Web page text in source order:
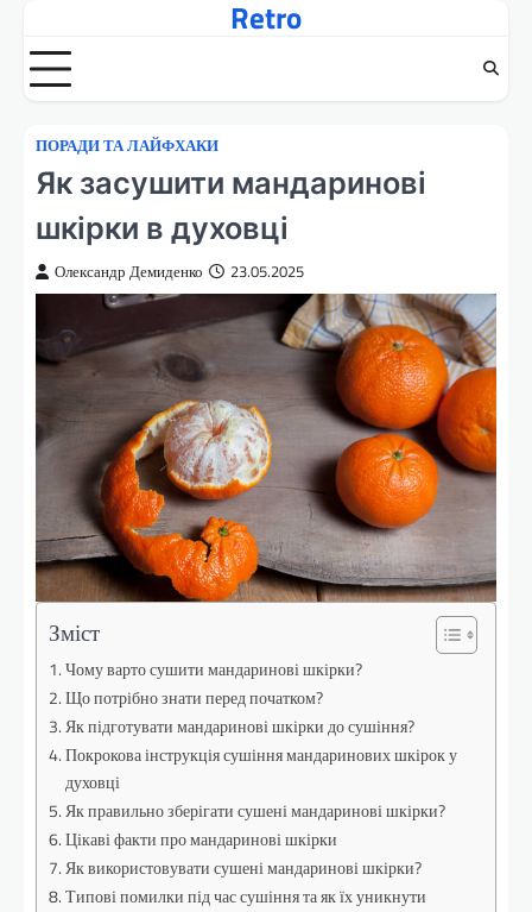
вмісту
Retro
ПОРАДИ ТА ЛАЙФХАКИ
Як засушити мандаринові
шкірки в духовці
Олександр Демиденко 23.05.2025
Зміст
Чому варто сушити мандаринові шкірки?
Що потрібно знати перед початком?
Як підготувати мандаринові шкірки до сушіння?
Покрокова інструкція сушіння мандаринових шкірок у
духовці
Як правильно зберігати сушені мандаринові шкірки?
Цікаві факти про мандаринові шкірки
Як використовувати сушені мандаринові шкірки?
Типові помилки під час сушіння та як їх уникнути